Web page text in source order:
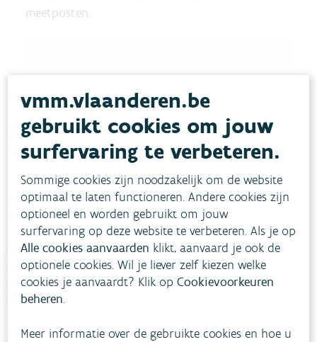
meetposten.
Download pdf
vmm.vlaanderen.be
gebruikt cookies om jouw
surfervaring te verbeteren.
Sommige cookies zijn noodzakelijk om de website
optimaal te laten functioneren. Andere cookies zijn
optioneel en worden gebruikt om jouw
surfervaring op deze website te verbeteren. Als je op
Alle cookies aanvaarden klikt, aanvaard je ook de
optionele cookies. Wil je liever zelf kiezen welke
cookies je aanvaardt? Klik opCookievoorkeuren
beheren.
Meer informatie over de gebruikte cookies en hoe u